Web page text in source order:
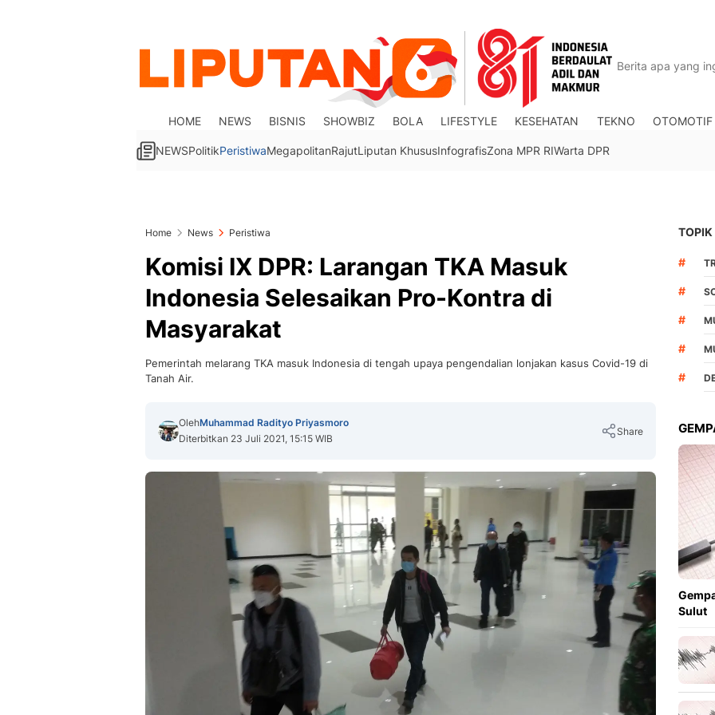
HOME NEWS BISNIS SHOWBIZ BOLA LIFESTYLE KESEHATAN TEKNO OTOMOTIF
NEWSPolitikPeristiwaMegapolitanRajutLiputan KhususInfografisZona MPR RIWarta DPR
Home News Peristiwa
Komisi IX DPR: Larangan TKA Masuk
Indonesia Selesaikan Pro-Kontra di
Masyarakat
Pemerintah melarang TKA masuk Indonesia di tengah upaya pengendalian lonjakan kasus Covid-19 di
Tanah Air.
OlehMuhammad Radityo Priyasmoro
Diterbitkan 23 Juli 2021, 15:15 WIB
Share
Copy Link
TOPIK
#
#
#
#
#
Sulut